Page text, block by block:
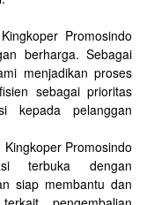
Promosindo
berharga. Sebagai
menjadikan proses
sebagai prioritas
kepada pelanggan
Kingkoper Promosindo
terbuka dengan
siap membantu dan